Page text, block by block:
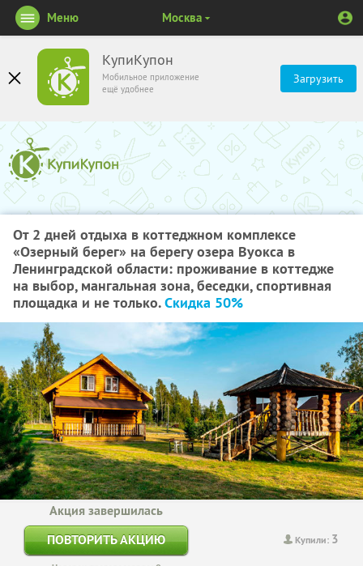
КупиКупон
Мобильное приложение
ещё удобнее
Загрузить
Меню Москва
От 2 дней отдыха в коттеджном комплексе
«Озерный берег» на берегу озера Вуокса в
Ленинградской области: проживание в коттедже
на выбор, мангальная зона, беседки, спортивная
площадка и не только.Скидка 50%
Купили: 3
Акция завершилась
ПОВТОРИТЬ АКЦИЮ